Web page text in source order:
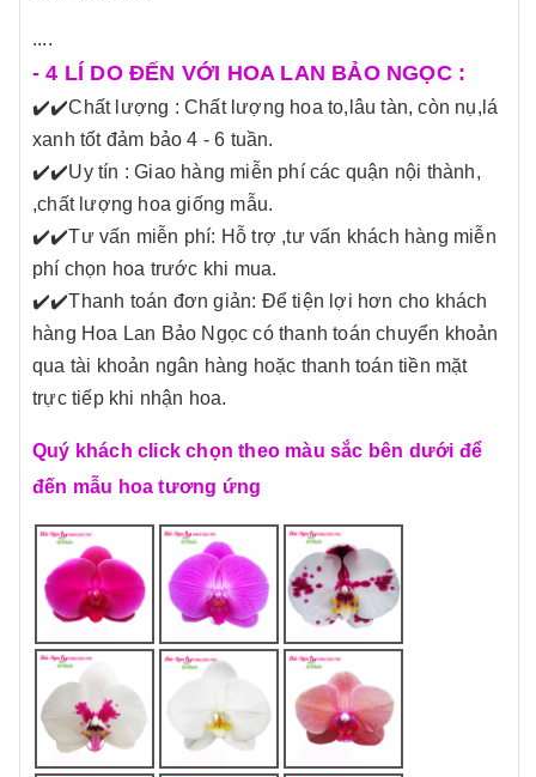
....
- 4 LÍ DO ĐẾN VỚI HOA LAN BẢO NGỌC :
✔️✔️Chất lượng : Chất lượng hoa to,lâu tàn, còn nụ,lá
xanh tốt đảm bảo 4 - 6 tuần.
✔️✔️Uy tín : Giao hàng miễn phí các quận nội thành,
,chất lượng hoa giống mẫu.
✔️✔️Tư vấn miễn phí: Hỗ trợ ,tư vấn khách hàng miễn
phí chọn hoa trước khi mua.
✔️✔️Thanh toán đơn giản: Để tiện lợi hơn cho khách
hàng Hoa Lan Bảo Ngọc có thanh toán chuyển khoản
qua tài khoản ngân hàng hoặc thanh toán tiền mặt
trực tiếp khi nhận hoa.
Quý khách click chọn theo màu sắc bên dưới để
đến mẫu hoa tương ứng